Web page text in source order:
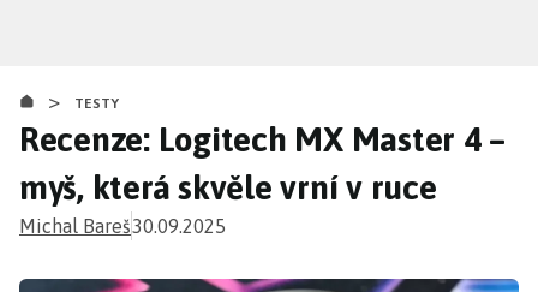
obsahu
> TESTY
Recenze: Logitech MX Master 4 –
myš, která skvěle vrní v ruce
Michal Bareš30.09.2025